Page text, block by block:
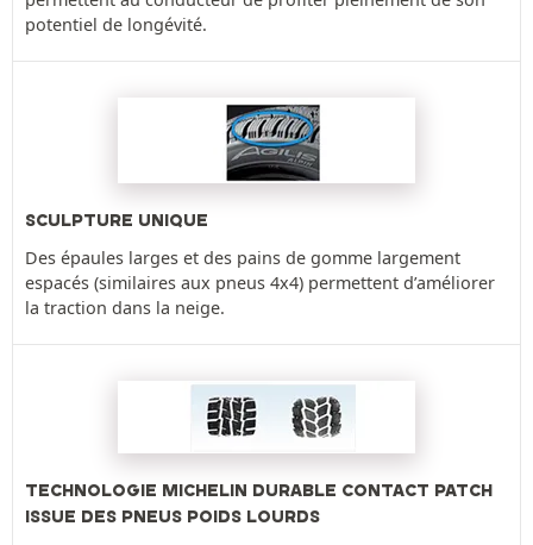
potentiel de longévité.
SCULPTURE UNIQUE
Des épaules larges et des pains de gomme largement
espacés (similaires aux pneus 4x4) permettent d’améliorer
la traction dans la neige.
TECHNOLOGIE MICHELIN DURABLE CONTACT PATCH
ISSUE DES PNEUS POIDS LOURDS